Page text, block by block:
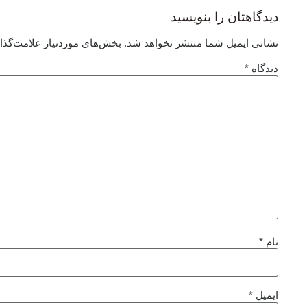
دیدگاهتان را بنویسید
نشانی ایمیل شما منتشر نخواهد شد. بخش‌های موردنیاز
دیدگاه *
نام *
ایمیل *